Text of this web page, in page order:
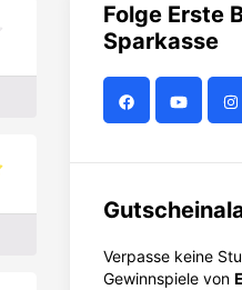
Folge Erste
Sparkasse
Verpasse keine
Gewinnspiele von